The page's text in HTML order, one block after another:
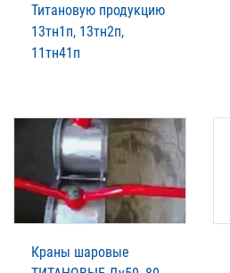
Титановую продукцию
13тн1п, 13тн2п,
11тн41п
Краны шаровые